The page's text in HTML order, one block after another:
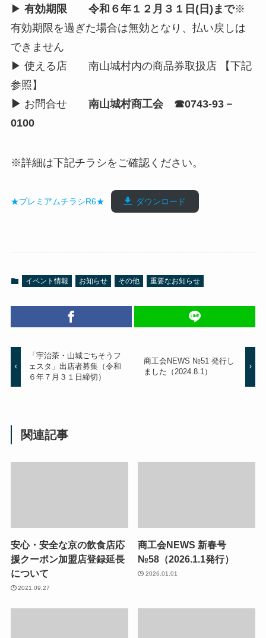
▶ 有効期限 令和６年１２月３１日(日)まで※
有効期限を過ぎた場合は無効となり、払い戻しは
できません
▶ 使える店 南山城村内の商品券取扱店 【下記
参照】
▶ お問合せ 南山城村商工会 ☎0743-93－
0100
※詳細は下記チラシをご確認ください。
★プレミアムチラシR6★ ダウンロード
イベント情報 お知らせ その他 重要なお知らせ
「宇治茶・山城ごちそうフ
ェスタ」出店者募集（令和
６年７月３１日締切）
商工会NEWS №51 発行し
ました（2024.8.1）
関連記事
安心・安全な京の飲食店応
援クーポン加盟店登録延長
について
2021.09.27
商工会NEWS 新春号
№58（2026.1.1発行）
2026.01.01